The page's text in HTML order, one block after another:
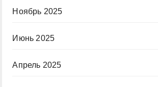
Ноябрь 2025
Июнь 2025
Апрель 2025